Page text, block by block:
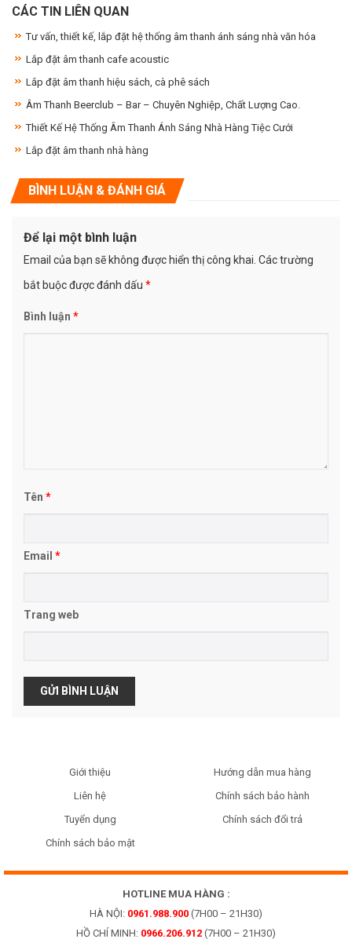
CÁC TIN LIÊN QUAN
Tư vấn, thiết kế, lắp đặt hệ thống âm thanh ánh sáng nhà văn hóa
Lắp đặt âm thanh cafe acoustic
Lắp đặt âm thanh hiệu sách, cà phê sách
Âm Thanh Beerclub – Bar – Chuyên Nghiệp, Chất Lượng Cao.
Thiết Kế Hệ Thống Âm Thanh Ánh Sáng Nhà Hàng Tiệc Cưới
Lắp đặt âm thanh nhà hàng
BÌNH LUẬN & ĐÁNH GIÁ
Để lại một bình luận
Email của bạn sẽ không được hiển thị công khai. Các trường
bắt buộc được đánh dấu *
Bình luận *
Tên *
Email *
Trang web
Giới thiệu
Liên hệ
Tuyển dụng
Chính sách bảo mật
Hướng dẫn mua hàng
Chính sách bảo hành
Chính sách đổi trả
HOTLINE MUA HÀNG :
HÀ NỘI: 0961.988.900 (7H00 – 21H30)
HỒ CHÍ MINH: 0966.206.912 (7H00 – 21H30)